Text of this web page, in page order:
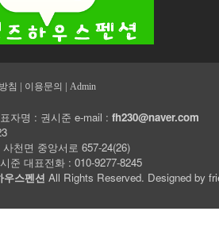
침 | 이용문의 | Admin
자명 : 권시준 e-mail : fh230@naver.com
천면 중앙서로 657-24(26)
준 대표전화 : 010-9277-8245
우스펜션 All Rights Reserved. Designed by